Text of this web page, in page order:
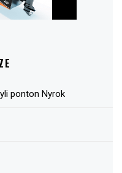
ponton Nyrok